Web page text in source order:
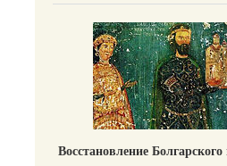
Восстановление Болгарского